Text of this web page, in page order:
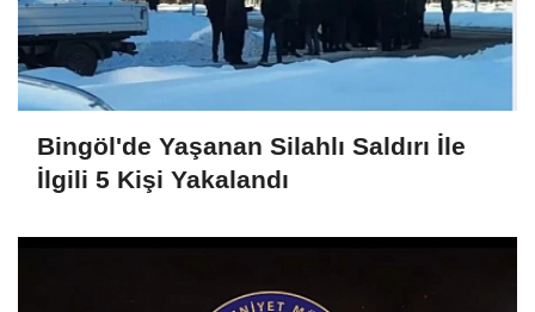
Bingöl'de Yaşanan Silahlı Saldırı İle
İlgili 5 Kişi Yakalandı